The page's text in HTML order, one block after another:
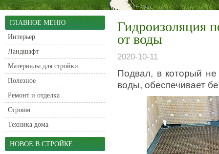
ГЛАВНОЕ МЕНЮ
Интерьер
Ландшафт
Материалы для стройки
Полезное
Ремонт и отделка
Строим
Техника дома
НОВОЕ В СТРОЙКЕ
Гидроизоляция
от воды
2020-10-11
Подвал, в который
воды, обеспечивает